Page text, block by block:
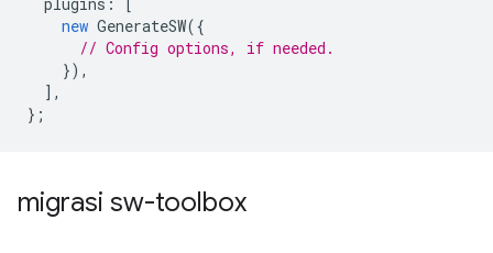
new GenerateSW({
// Config options, if needed.
}),
],
};
migrasi sw-toolbox